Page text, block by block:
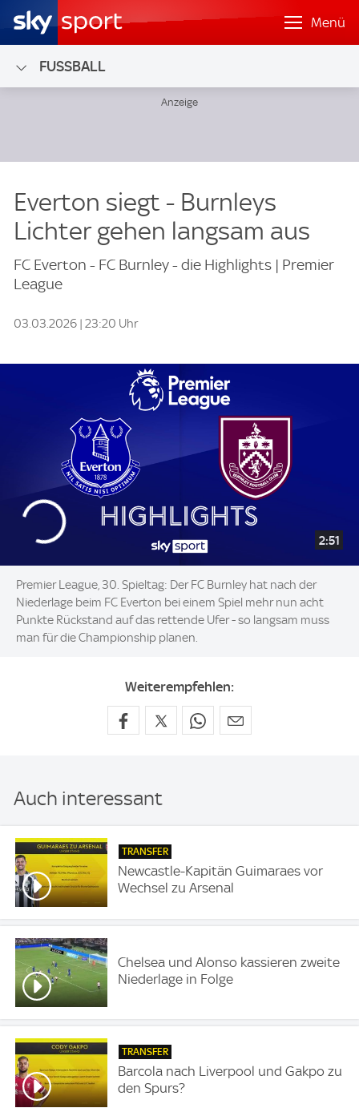
Menü
FUSSBALL
Everton siegt - Burnleys
Lichter gehen langsam aus
FC Everton - FC Burnley - die Highlights | Premier
League
03.03.2026 | 23:20 Uhr
2:51
Premier League, 30. Spieltag: Der FC Burnley hat nach der
Niederlage beim FC Everton bei einem Spiel mehr nun acht
Punkte Rückstand auf das rettende Ufer - so langsam muss
man für die Championship planen.
Weiterempfehlen:
Auch interessant
TRANSFER
Newcastle-Kapitän Guimaraes vor
Wechsel zu Arsenal
Chelsea und Alonso kassieren zweite
Niederlage in Folge
TRANSFER
Barcola nach Liverpool und Gakpo zu
den Spurs?